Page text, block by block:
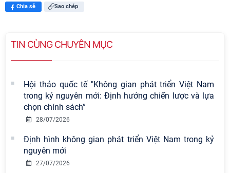
Chia sẻ Sao chép
TIN CÙNG CHUYÊN MỤC
Hội thảo quốc tế "Không gian phát triển Việt Nam
trong kỷ nguyên mới: Định hướng chiến lược và lựa
chọn chính sách”
28/07/2026
Định hình không gian phát triển Việt Nam trong kỷ
nguyên mới
27/07/2026